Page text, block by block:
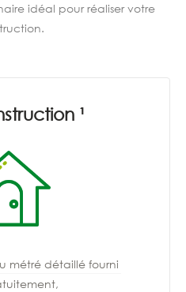
idéal pour réaliser votre
¹
métré détaillé fourni